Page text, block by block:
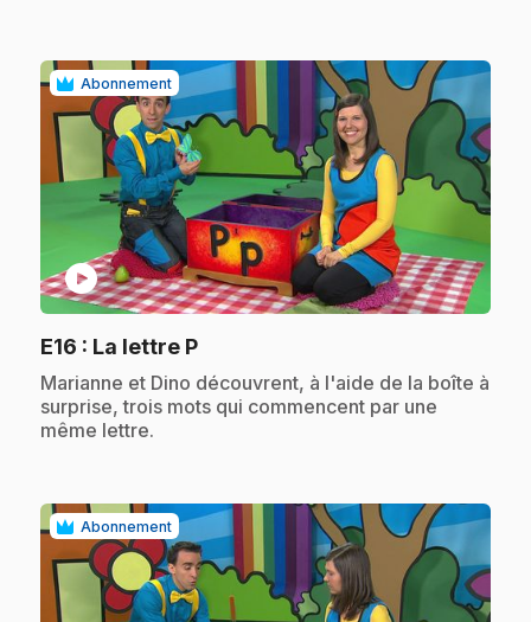
Abonnement
play_circle
E16 : La lettre P.
.Marianne et Dino découvrent, à l'aide de la boîte à
surprise, trois mots qui commencent par une
même lettre.
Abonnement